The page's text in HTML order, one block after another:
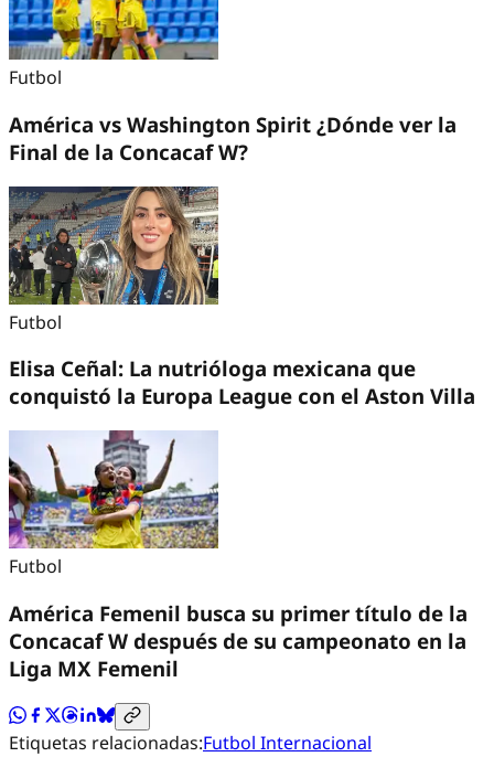
Futbol
América vs Washington Spirit ¿Dónde ver la
Final de la Concacaf W?
Futbol
Elisa Ceñal: La nutrióloga mexicana que
conquistó la Europa League con el Aston Villa
Futbol
América Femenil busca su primer título de la
Concacaf W después de su campeonato en la
Liga MX Femenil
Etiquetas relacionadas:Futbol Internacional